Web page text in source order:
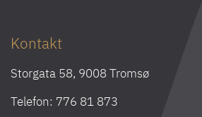
Kontakt
Storgata 58, 9008 Tromsø
Telefon: 776 81 873